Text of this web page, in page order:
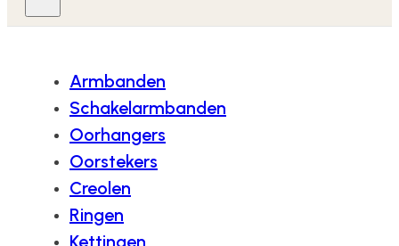
Armbanden
Schakelarmbanden
Oorhangers
Oorstekers
Creolen
Ringen
Kettingen